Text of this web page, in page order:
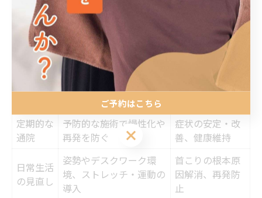
受けられるよう、痛みや刺激の強さについても個別に調
整できる体制が整っていることが多く、南福岡駅周辺で
も安心して利用できます。
首こり対策に鍼灸整骨院を活用するコツ
具体的な内容
定期的な
通院
予防的な施術で慢性化や
再発を防ぐ
症状の安定・改
善、健康維持
日常生活
の見直し
姿勢やデスクワーク環
境、ストレッチ・運動の
導入
首こりの根本原
因解消、再発防
止
ご予約はこちら
ご予約はこちら